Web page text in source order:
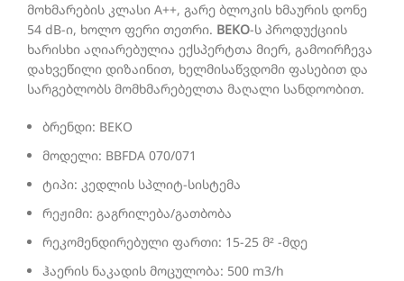
მოხმარების კლასი A++, გარე ბლოკის ხმაურის დონე
54 dB-ი, ხოლო ფერი თეთრი. BEKO-ს პროდუქციის
ხარისხი აღიარებულია ექსპერტთა მიერ, გამოირჩევა
დახვეწილი დიზაინით, ხელმისაწვდომი ფასებით და
სარგებლობს მომხმარებელთა მაღალი სანდოობით.
ბრენდი: BEKO
მოდელი: BBFDA 070/071
ტიპი: კედლის სპლიტ-სისტემა
რეჟიმი: გაგრილება/გათბობა
რეკომენდირებული ფართი: 15-25 მ² -მდე
ჰაერის ნაკადის მოცულობა: 500 m3/h